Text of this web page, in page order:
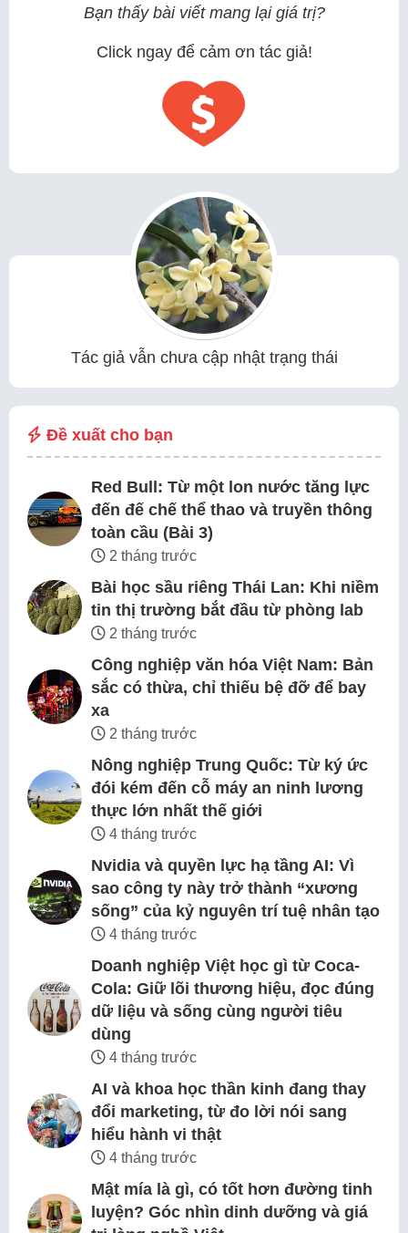
Bạn thấy bài viết mang lại giá trị?
Click ngay để cảm ơn tác giả!
Tác giả vẫn chưa cập nhật trạng thái
Đề xuất cho bạn
Red Bull: Từ một lon nước tăng lực
đến đế chế thể thao và truyền thông
toàn cầu (Bài 3)
2 tháng trước
Bài học sầu riêng Thái Lan: Khi niềm
tin thị trường bắt đầu từ phòng lab
2 tháng trước
Công nghiệp văn hóa Việt Nam: Bản
sắc có thừa, chỉ thiếu bệ đỡ để bay
xa
2 tháng trước
Nông nghiệp Trung Quốc: Từ ký ức
đói kém đến cỗ máy an ninh lương
thực lớn nhất thế giới
4 tháng trước
Nvidia và quyền lực hạ tầng AI: Vì
sao công ty này trở thành “xương
sống” của kỷ nguyên trí tuệ nhân tạo
4 tháng trước
Doanh nghiệp Việt học gì từ Coca-
Cola: Giữ lõi thương hiệu, đọc đúng
dữ liệu và sống cùng người tiêu
dùng
4 tháng trước
AI và khoa học thần kinh đang thay
đổi marketing, từ đo lời nói sang
hiểu hành vi thật
4 tháng trước
Mật mía là gì, có tốt hơn đường tinh
luyện? Góc nhìn dinh dưỡng và giá